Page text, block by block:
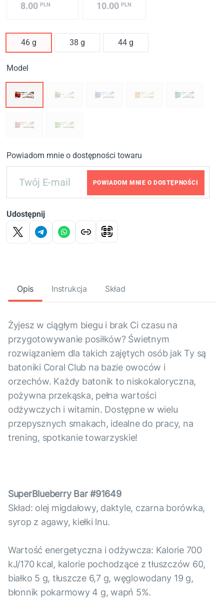
8.00 PLN 10.00PLN
46 g 38 g 44 g
Model
Powiadom mnie o dostępności towaru
POWIADOM MNIE O DOSTĘPNOŚCI
Udostępnij
Opis Instrukcja Skład
Żyjesz w ciągłym biegu i brak Ci czasu na
przygotowywanie posiłków? Świetnym
rozwiązaniem dla takich zajętych osób jak Ty są
batoniki Coral Club na bazie owoców i
orzechów. Każdy batonik to niskokaloryczna,
pożywna przekąska, pełna wartości
odżywczych i witamin. Dostępne w wielu
przepysznych smakach, idealne do pracy, na
trening, spotkanie towarzyskie!
SuperBlueberry Bar #91649
Skład: olej migdałowy, daktyle, czarna borówka,
syrop z agawy, kiełki lnu.
Wartość energetyczna i odżywcza: Kalorie 700
kJ/170 kcal, kalorie pochodzące z tłuszczów 60,
białko 5 g, tłuszcze 6,7 g, węglowodany 19 g,
błonnik pokarmowy 4 g, wapń 5%.